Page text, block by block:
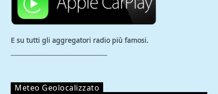
E su tutti gli aggregatori radio più famosi.
Meteo Geolocalizzato